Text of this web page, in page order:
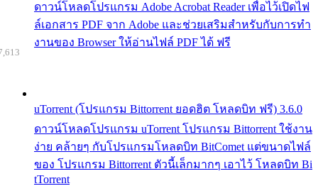
ดาวน์โหลดโปรแกรม Adobe Acrobat Reader เพื่อไว้เปิดไฟ
ล์เอกสาร PDF จาก Adobe และช่วยเสริมสำหรับกับการทำ
งานของ Browser ให้อ่านไฟล์ PDF ได้ ฟรี
uTorrent (โปรแกรม Bittorrent ยอดฮิต โหลดบิท ฟรี) 3.6.0
ดาวน์โหลดโปรแกรม uTorrent โปรแกรม Bittorrent ใช้งาน
ง่าย คล้ายๆ กับโปรแกรมโหลดบิท BitComet แต่ขนาดไฟล์
ของ โปรแกรม Bittorrent ตัวนี้เล็กมากๆ เอาไว้ โหลดบิท Bi
tTorrent